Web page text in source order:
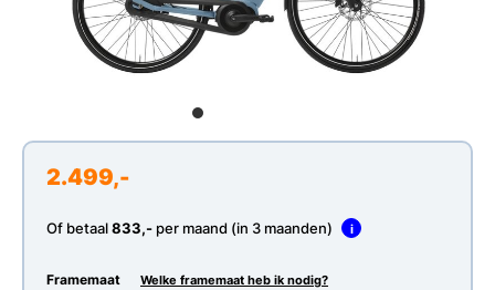
2.499,-
Of betaal833,- per maand (in 3 maanden) i
Framemaat Welke framemaat heb ik nodig?